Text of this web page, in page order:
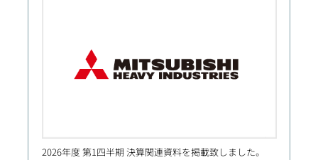
2026年度 第1四半期 決算関連資料を掲載致しました。